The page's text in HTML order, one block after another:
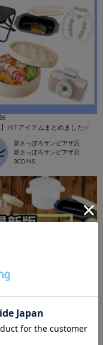
】HITアイテムまとめました✅
新さっぽろサンピアザ店
新さっぽろサンピアザ店
3COINS